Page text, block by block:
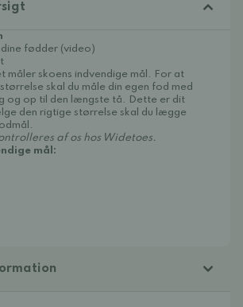
fødder (video)
måler skoens indvendige mål. For at
skal du måle din egen fod med
og op til den længste tå. Dette er dit
den rigtige størrelse skal du lægge
af os hos Widetoes.
mål: